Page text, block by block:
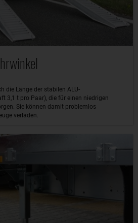
die Länge der stabilen ALU-
3,1 t pro Paar), die für einen niedrigen
Sie können damit problemlos
verladen.